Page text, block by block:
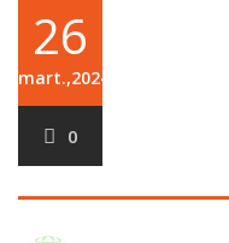
26
mart.,2024
0